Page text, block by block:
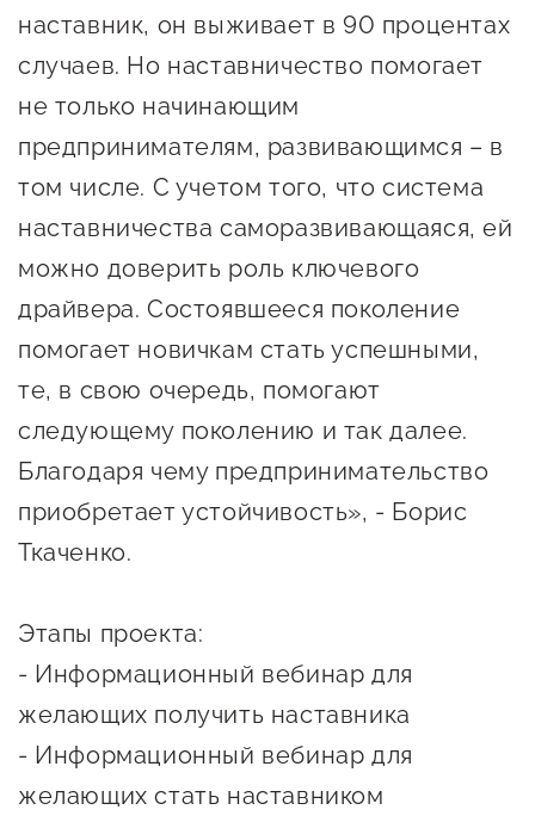
давления
Центры поддержки
Центр информационно-
сопровождения
О центре
Поддержка центра
Центр образовательных
программ и молодежного
предпринимательства
О центре
Календарь
мероприятий для
Проекты
Поддержка центра
социальной сферы
предпринимателей
Истории успеха
Проекты
поддержки
О центре
Проекты
Поддержка центра
Истории успеха
технологического и
креативного
предпринимательства
наставник, он выживает в 90 процентах
случаев. Но наставничество помогает
не только начинающим
предпринимателям, развивающимся – в
том числе. С учетом того, что система
наставничества саморазвивающаяся, ей
можно доверить роль ключевого
драйвера. Состоявшееся поколение
помогает новичкам стать успешными,
те, в свою очередь, помогают
следующему поколению и так далее.
Благодаря чему предпринимательство
приобретает устойчивость», - Борис
Ткаченко.
Этапы проекта:
- Информационный вебинар для
желающих получить наставника
- Информационный вебинар для
желающих стать наставником